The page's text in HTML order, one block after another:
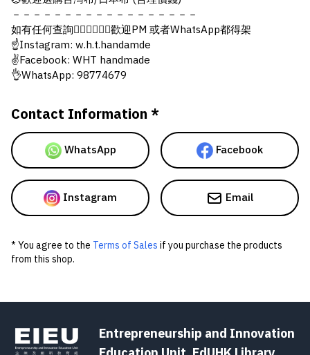
－－－－－－－－－－－－－－－－－－
如有任何查詢🙋🏻‍♀️🙋🏻‍♂️歡迎PM 或者WhatsApp都得架
☝️Instagram: w.h.t.handamde
✌Facebook: WHT handmade
👌WhatsApp: 98774679
Contact Information *
WhatsApp Facebook
Instagram Email
* You agree to the Terms of Sales if you purchase the products
from this shop.
Entrepreneurship and Innovation